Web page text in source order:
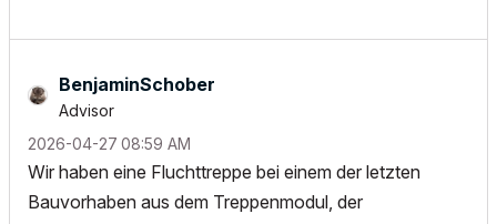
BenjaminSchober
Advisor
‎2026-04-27 08:59 AM
Wir haben eine Fluchttreppe bei einem der letzten
Bauvorhaben aus dem Treppenmodul, der